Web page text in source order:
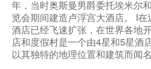
年，当时奥斯曼男爵委托埃米尔
览会期间建造卢浮宫大酒店。 I
酒店已经飞速扩张，在世界各地
店和度假村是一个由4星和5星酒
以其独特的地理位置和建筑而闻名